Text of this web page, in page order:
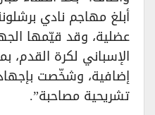
أبلغ مهاجم نادي
عضلية، وقد قيّمها
الإسباني لكرة
إضافية، وشخّصت
تشريحية مصاحبة”.